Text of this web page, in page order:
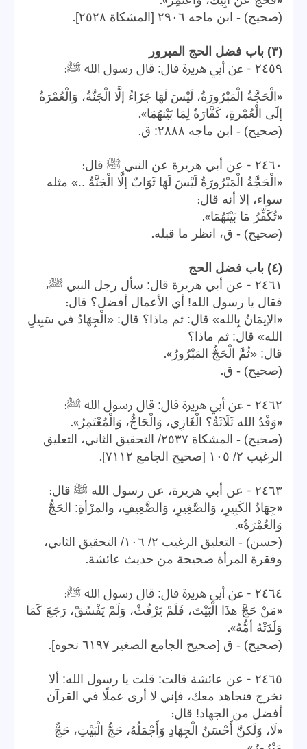
(صحيح) - ابن ماجه ٢٩٠٦ [المشكاة ٢٥٢٨] .
(٣) باب فضل الحج المبرور
٢٤٥٩ - عن أبي هريرة قال: قال رسول الله ﷺ:
« الْحَجَّةُ الْمَبْرُورَةُ، لَيْسَ لَهَا جَزَاءٌ إلَّا الْجَنَّةُ، وَالْعُمْرَةُ
إلَى الْعُمْرةِ، كَفَّارَةٌ لِمَا بَيْنهُمَا».
(صحيح) - ابن ماجه ٢٨٨٨: ق .
٢٤٦٠ - عن أبي هريرة عن النبي ﷺ قال:
« الْحَجَّةُ الْمَبْرُورَةُ لَيْسَ لَهَا ثَوَابٌ إلَّا الْجَنَّةُ ..» مثله
سواء، إلا أنه قال:
«تُكَفِّرُ مَا بَيْنَهُمَا».
(صحيح) - ق، انظر ما قبله.
(٤) باب فضل الحج
٢٤٦١ - عن أبي هريرة قال: سأل رجل النبي ﷺ،
فقال يا رسول الله! أي الأعمال أفضل؟ قال:
« الإيمَانُ بِالله» قال: ثم ماذا؟ قال: «الْجِهَادُ في سَبِيلِ
الله» قال: ثم ماذا؟
قال: «ثُمَّ الْحَجُّ المَبْرُورُ ».
(صحيح) - ق.
٢٤٦٢ - عن أبي هريرة قال: قال رسول الله ﷺ:
«وَفْدُ الله ثَلَاثَةٌ؟ الْغَازِي، وَالْحَاجُّ، وَالْمُعْتَمِرُ ».
(صحيح) - المشكاة ٢٥٣٧/ التحقيق الثاني، التعليق
الرغيب ٢/ ١٠٥ [صحيح الجامع ٧١١٢]
.
٢٤٦٣ - عن أبي هريرة، عن رسول الله ﷺ قال:
«جِهَادُ الكَبِيرِ، وَالصَّغِيرِ، وَالضَّعِيفِ، والمرْأةِ: الحَجُّ
وَالعُمْرَةُ».
(حسن) - التعليق الرغيب ٢/ ١٠٦/ التحقيق الثاني،
وفقرة المرأة صحيحة من حديث عائشة.
٢٤٦٤ - عن أبي هريرة قال: قال رسول الله ﷺ:
«مَنْ حَجَّ هذَا الْبَيْتَ، فَلَمْ يَرْفُثْ، وَلَمْ يَفْسُقْ، رَجَعَ كَمَا
وَلَدَتْهُ أمُّهُ».
(صحيح) - ق [صحيح الجامع الصغير ٦١٩٧ نحوه] .
٢٤٦٥ - عن عائشة قالت: قلت يا رسول الله: ألا
نخرج فنجاهد معك، فإني لا أرى عملًا في القرآن
أفضل من الجهاد! قال:
«لَا، وَلَكنَّ أَحْسَنُ الْجِهَادِ وَأَجْمَلُهُ، حَجُّ الْبَيْتِ، حَجٌّ